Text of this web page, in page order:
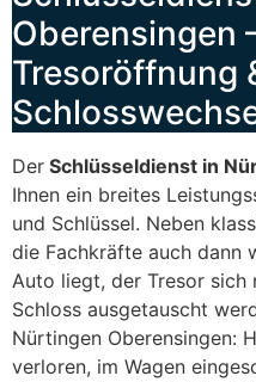
Oberensingen
Tresoröffnung
Der Schlüsseldienst in
Ihnen ein breites
und Schlüssel. Neben
die Fachkräfte auch dann
Auto liegt, der Tresor
Schloss ausgetauscht
Nürtingen Oberensingen:
verloren, im Wagen